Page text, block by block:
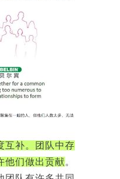
互补。团队中存
他们做出贡献。